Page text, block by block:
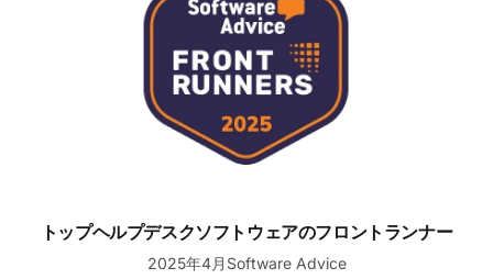
トップヘルプデスクソフトウェアのフロントランナー
2025年4月Software Advice